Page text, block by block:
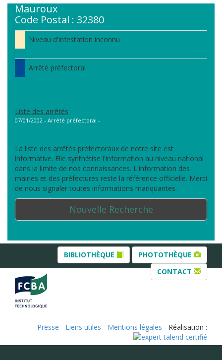
Mauroux
Code Postal : 32380
Niveau d'infestation inconnu
Arrêté préfectoral
Liste des arrêtés
07/01/2002 - Arrêté préfectoral -
La liste des arrêtés préfectoraux de notre site est
informative. Elle synthétise l'information au niveau national
dans la limite de nos connaissances. L'information des
mairies et des préfectures reste la référence officielle. Merci
de nous signaler toutes informations manquantes.
Nouvelle Recherche
BIBLIOTHÈQUE
PHOTOTHÈQUE
CONTACT
Presse - Liens utiles - Mentions légales - Réalisation :